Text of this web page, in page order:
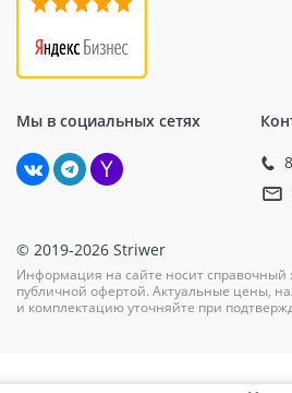
Мы в социальных сетях
© 2019-2026 Striwer
Информация на сайте носит справочный
публичной офертой. Актуальные цены,
и комплектацию уточняйте при